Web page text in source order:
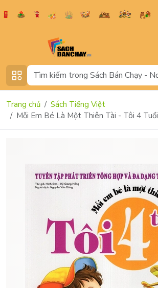
Trang chủ
Sách Tiếng Việt
Mỗi Em Bé Là Một Thiên Tài - Tôi 4 Tuổi